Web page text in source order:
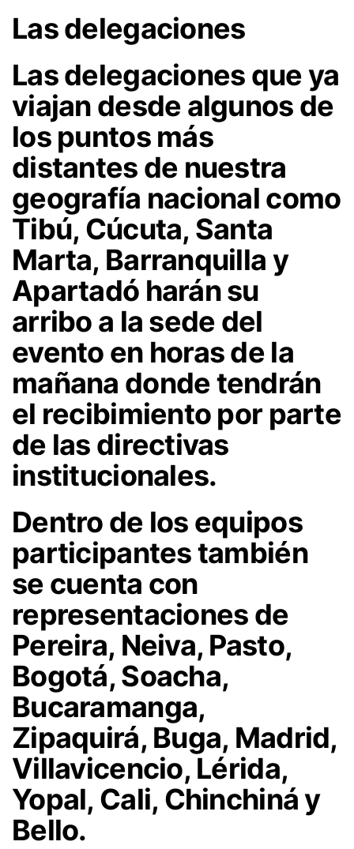
Las delegaciones
Las delegaciones que ya
viajan desde algunos de
los puntos más
distantes de nuestra
geografía nacional como
Tibú, Cúcuta, Santa
Marta, Barranquilla y
Apartadó harán su
arribo a la sede del
evento en horas de la
mañana donde tendrán
el recibimiento por parte
de las directivas
institucionales.
Dentro de los equipos
participantes también
se cuenta con
representaciones de
Pereira, Neiva, Pasto,
Bogotá, Soacha,
Bucaramanga,
Zipaquirá, Buga, Madrid,
Villavicencio, Lérida,
Yopal, Cali, Chinchiná y
Bello.